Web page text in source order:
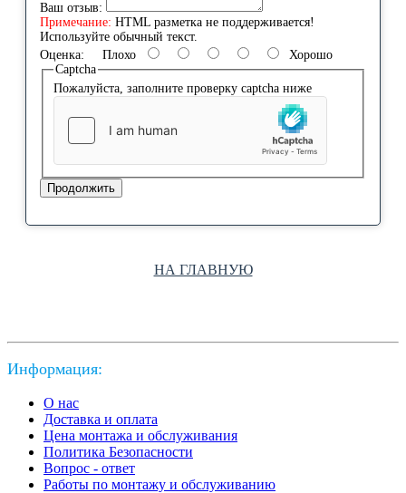
Ваш отзыв:
Примечание: HTML разметка не поддерживается!
Используйте обычный текст.
Оценка: Плохо
Хорошо
Captcha
Пожалуйста, заполните проверку captcha ниже
Продолжить
НА ГЛАВНУЮ
Информация:
О нас
Доставка и оплата
Цена монтажа и обслуживания
Политика Безопасности
Вопрос - ответ
Работы по монтажу и обслуживанию